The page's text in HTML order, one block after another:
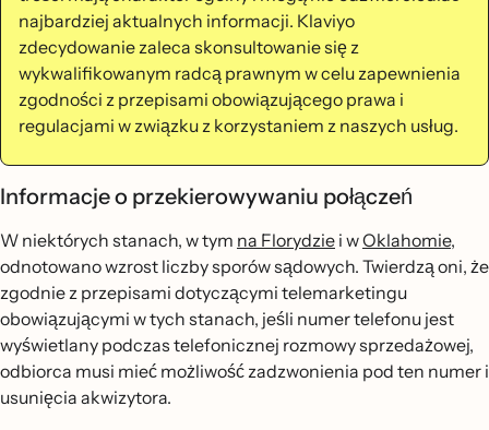
najbardziej aktualnych informacji. Klaviyo
zdecydowanie zaleca skonsultowanie się z
wykwalifikowanym radcą prawnym w celu zapewnienia
zgodności z przepisami obowiązującego prawa i
regulacjami w związku z korzystaniem z naszych usług.
Informacje o przekierowywaniu połączeń
W niektórych stanach, w tym na Florydzie i wOklahomie,
odnotowano wzrost liczby sporów sądowych. Twierdzą oni, że
zgodnie z przepisami dotyczącymi telemarketingu
obowiązującymi w tych stanach, jeśli numer telefonu jest
wyświetlany podczas telefonicznej rozmowy sprzedażowej,
odbiorca musi mieć możliwość zadzwonienia pod ten numer i
usunięcia akwizytora.